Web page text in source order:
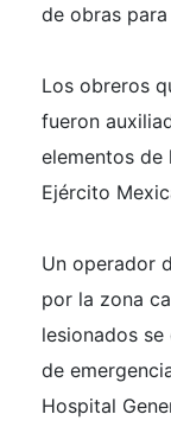
de obras
Los obreros
fueron
elementos de
Ejército
Un operador
por la zona
lesionados
de
Hospital